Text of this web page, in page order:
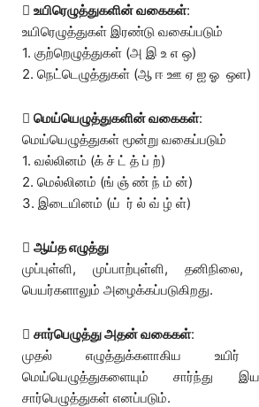
 உயிரெழுத்துகளின் வகைகள்:
உயிரெழுத்துகள் இரண்டு வகைப்படும்
1. குற்றெழுத்துகள் (அ இ உ எ ஒ)
2. நெட்டெழுத்துகள் (ஆ ஈ ஊ ஏ ஐ ஓ ஒள)
 மெய்யெழுத்துகளின் வகைகள்:
மெய்யெழுத்துகள் மூன்று வகைப்படும்
1. வல்லினம் (க் ச் ட் த் ப் ற்)
2. மெல்லினம் (ங் ஞ் ண் ந் ம் ன்)
3. இடையினம் (ய் ர் ல் வ் ழ் ள்)
 ஆய்த எழுத்து
முப்புள்ளி, முப்பாற்புள்ளி,
பெயர்களாலும் அழைக்கப்படுகிறது.
 சார்பெழுத்து அதன் வகைகள்:
முதல் எழுத்துக்களாகிய உயிர்
மெய்யெழுத்துகளையும் சார்ந்து
சார்பெழுத்துகள் எனப்படும்.